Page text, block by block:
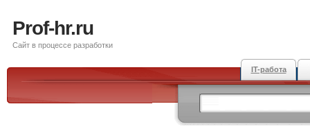
Prof-hr.ru
Сайт в процессе разработки
IT-работа